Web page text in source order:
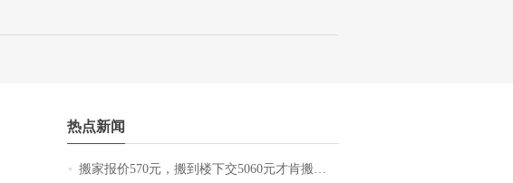
热点新闻
搬家报价570元，搬到楼下交5060元才肯搬上楼！女子傻眼了……